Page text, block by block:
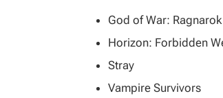
God of War: Ragnarok
Horizon: Forbidden
Stray
Vampire Survivors